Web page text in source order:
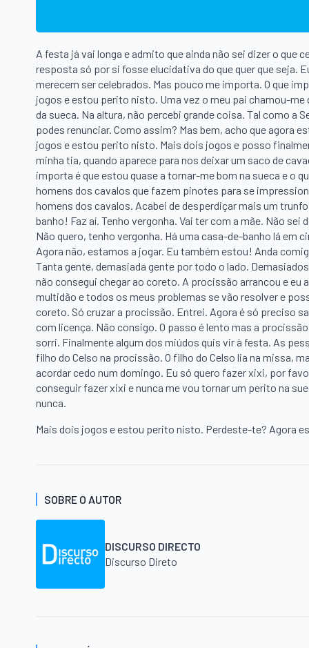
A festa já vai longa e admito que ainda não sei dizer o que
resposta só por si fosse elucidativa do que quer que seja.
merecem ser celebrados. Mas pouco me importa. O que
jogos e estou perito nisto. Uma vez o meu pai chamou-me
da sueca. Na altura, não percebi grande coisa. Tal como a
podes renunciar. Como assim? Mas bem, acho que agora
jogos e estou perito nisto. Mais dois jogos e posso
minha tia, quando aparece para nos deixar um saco de
importa é que estou quase a tornar-me bom na sueca e o
homens dos cavalos que fazem pinotes para se
homens dos cavalos. Acabei de desperdiçar mais um
banho! Faz aí. Tenho vergonha. Vai ter com a mãe. Não
Não quero, tenho vergonha. Há uma casa-de-banho lá em
Agora não, estamos a jogar. Eu também estou! Anda
Tanta gente, demasiada gente por todo o lado.
não consegui chegar ao coreto. A procissão arrancou e
multidão e todos os meus problemas se vão resolver e
coreto. Só cruzar a procissão. Entrei. Agora é só preciso
com licença. Não consigo. O passo é lento mas a
sorri. Finalmente algum dos miúdos quis vir à festa. As
filho do Celso na procissão. O filho do Celso lia na missa,
acordar cedo num domingo. Eu só quero fazer xixi, por
conseguir fazer xixi e nunca me vou tornar um perito na
nunca.
Mais dois jogos e estou perito nisto. Perdeste-te? Agora
SOBRE O AUTOR
DISCURSO DIRECTO
Discurso Direto